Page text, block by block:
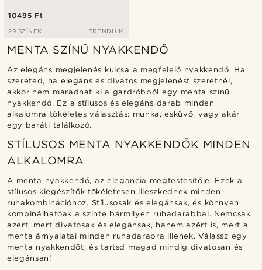
10495 Ft
29 SZÍNEK TRENDHIM
MENTA SZÍNŰ NYAKKENDŐ
Az elegáns megjelenés kulcsa a megfelelő nyakkendő. Ha
szereted, ha elegáns és divatos megjelenést szeretnél,
akkor nem maradhat ki a gardróbból egy menta színű
nyakkendő. Ez a stílusos és elegáns darab minden
alkalomra tökéletes választás: munka, esküvő, vagy akár
egy baráti találkozó.
STÍLUSOS MENTA NYAKKENDŐK MINDEN
ALKALOMRA
A menta nyakkendő, az elegancia megtestesítője. Ezek a
stílusos kiegészítők tökéletesen illeszkednek minden
ruhakombinációhoz. Stílusosak és elegánsak, és könnyen
kombinálhatóak a szinte bármilyen ruhadarabbal. Nemcsak
azért, mert divatosak és elegánsak, hanem azért is, mert a
menta árnyalatai minden ruhadarabra illenek. Válassz egy
menta nyakkendőt, és tartsd magad mindig divatosan és
elegánsan!